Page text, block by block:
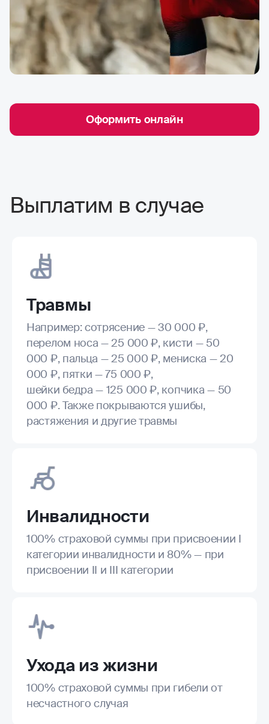
Оформить онлайн
Выплатим в случае
Травмы
Например: сотрясение — 30 000 ₽,
перелом носа — 25 000 ₽, кисти — 50
000 ₽, пальца — 25 000 ₽, мениска — 20
000 ₽, пятки — 75 000 ₽,
шейки бедра — 125 000 ₽, копчика — 50
000 ₽. Также покрываются ушибы,
растяжения и другие травмы
Инвалидности
100% страховой суммы при присвоении I
категории инвалидности и 80% — при
присвоении II и III категории
Ухода из жизни
100% страховой суммы при гибели от
несчастного случая